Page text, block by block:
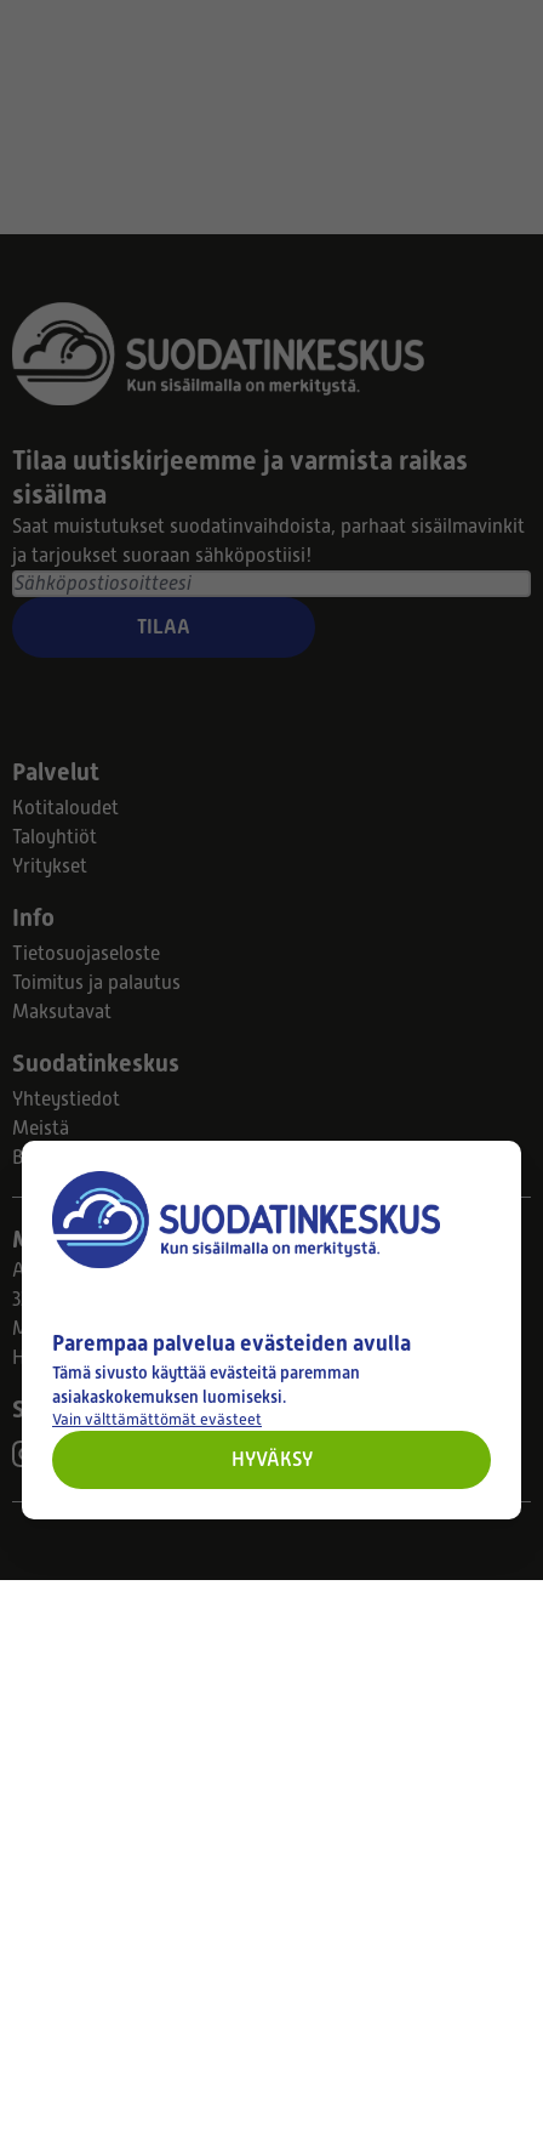
Tilaa uutiskirjeemme ja varmista raikas
sisäilma
Saat muistutukset suodatinvaihdoista, parhaat sisäilmavinkit
ja tarjoukset suoraan sähköpostiisi!
TILAA
Palvelut
Kotitaloudet
Taloyhtiöt
Yritykset
Info
Tietosuojaseloste
Toimitus ja palautus
Maksutavat
Suodatinkeskus
Yhteystiedot
Meistä
Blogi
Myymälä
Ahlmanintie 61
33800 Tampere
Ma–Pe 8–17
Huom! Myymälän poikkeusaukiolot: 27.7.-21.8. klo 8-16
Seuraa meitä
Parempaa palvelua evästeiden avulla
Tämä sivusto käyttää evästeitä paremman
asiakaskokemuksen luomiseksi.
Vain välttämättömät evästeet
HYVÄKSY